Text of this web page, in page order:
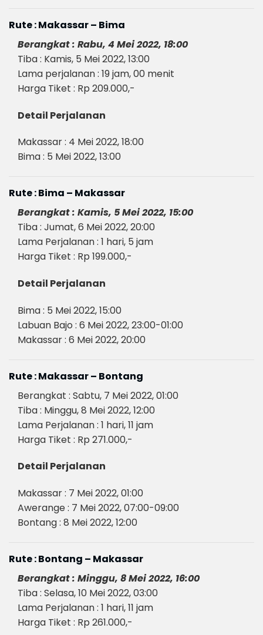
Rute : Makassar – Bima
Berangkat : Rabu, 4 Mei 2022, 18:00
Tiba : Kamis, 5 Mei 2022, 13:00
Lama perjalanan : 19 jam, 00 menit
Harga Tiket : Rp 209.000,-
Detail Perjalanan
Makassar : 4 Mei 2022, 18:00
Bima : 5 Mei 2022, 13:00
Rute : Bima – Makassar
Berangkat : Kamis, 5 Mei 2022, 15:00
Tiba : Jumat, 6 Mei 2022, 20:00
Lama Perjalanan : 1 hari, 5 jam
Harga Tiket : Rp 199.000,-
Detail Perjalanan
Bima : 5 Mei 2022, 15:00
Labuan Bajo : 6 Mei 2022, 23:00-01:00
Makassar : 6 Mei 2022, 20:00
Rute : Makassar – Bontang
Berangkat : Sabtu, 7 Mei 2022, 01:00
Tiba : Minggu, 8 Mei 2022, 12:00
Lama Perjalanan : 1 hari, 11 jam
Harga Tiket : Rp 271.000,-
Detail Perjalanan
Makassar : 7 Mei 2022, 01:00
Awerange : 7 Mei 2022, 07:00-09:00
Bontang : 8 Mei 2022, 12:00
Rute : Bontang – Makassar
Berangkat : Minggu, 8 Mei 2022, 16:00
Tiba : Selasa, 10 Mei 2022, 03:00
Lama Perjalanan : 1 hari, 11 jam
Harga Tiket : Rp 261.000,-